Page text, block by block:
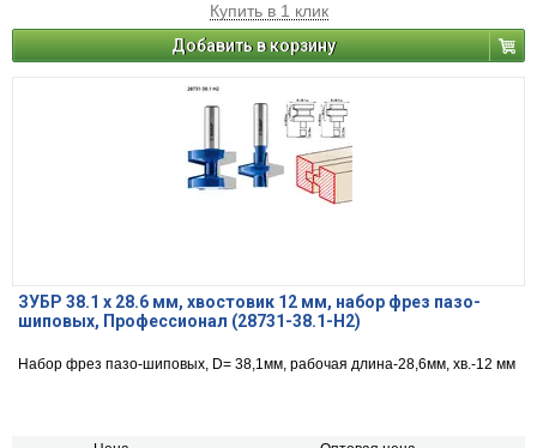
Купить в 1 клик
Добавить в корзину
ЗУБР 38.1 x 28.6 мм, хвостовик 12 мм, набор фрез пазо-
шиповых, Профессионал (28731-38.1-H2)
Набор фрез пазо-шиповых, D= 38,1мм, рабочая длина-28,6мм, хв.-12 мм